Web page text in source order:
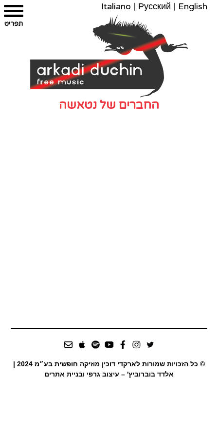
מפת
הצהרת
עבור
צרו
English
|
Русский
|
Italiano
החברים של נטאשה
© כל הזכויות שמורות לארקדי דוכין מוזיקה חופשית בע״מ 2024 |
אלדד בוברוביץ' – עיצוב גרפי ובניית אתרים
תפריט